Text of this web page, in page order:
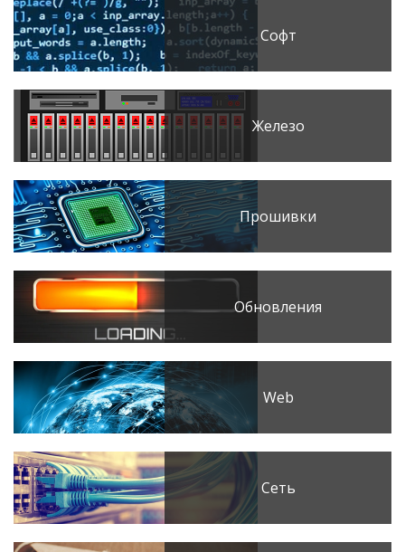
Софт
Железо
Прошивки
Обновления
Web
Сеть